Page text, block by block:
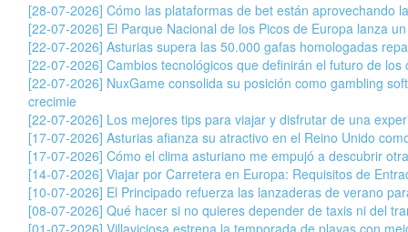
[28-07-2026] Cómo las plataformas de bet están aprovechando
[22-07-2026] El Parque Nacional de los Picos de Europa lanza
[22-07-2026] Asturias supera las 50.000 gafas homologadas
[22-07-2026] Cambios tecnológicos que definirán el futuro de los
[22-07-2026] NuxGame consolida su posición como gambling
crecimie
[22-07-2026] Los mejores tips para viajar y disfrutar de una
[17-07-2026] Asturias afianza su atractivo en el Reino Unido
[17-07-2026] Cómo el clima asturiano me empujó a descubrir
[14-07-2026] Viajar por Carretera en Europa: Requisitos de
[10-07-2026] El Principado refuerza las lanzaderas de verano
[08-07-2026] Qué hacer si no quieres depender de taxis ni del